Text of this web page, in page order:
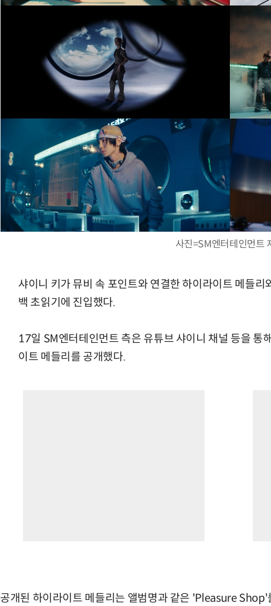
사진=SM엔터테인먼트
샤이니 키가 뮤비 속 포인트와 연결한 하이라이트 메들
백 초읽기에 진입했다.
17일 SM엔터테인먼트 측은 유튜브 샤이니 채널 등을
이트 메들리를 공개했다.
공개된 하이라이트 메들리는 앨범명과 같은 'Pleasure